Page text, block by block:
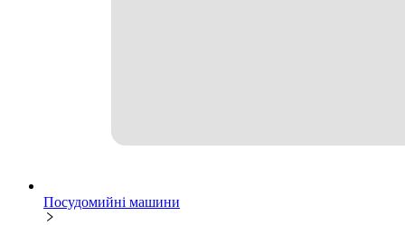
Посудомийні машини